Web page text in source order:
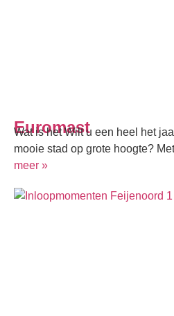
Euromast
Wat is het Wilt u een heel het
mooie stad op grote hoogte?
meer »